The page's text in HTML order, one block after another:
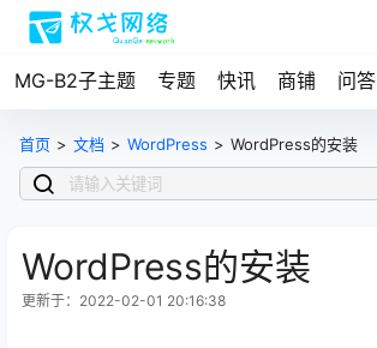
MG-B2子主题 专题 快讯 商铺 问答
首页 > 文档 > WordPress > WordPress的安装
WordPress的安装
更新于：2022-02-01 20:16:38